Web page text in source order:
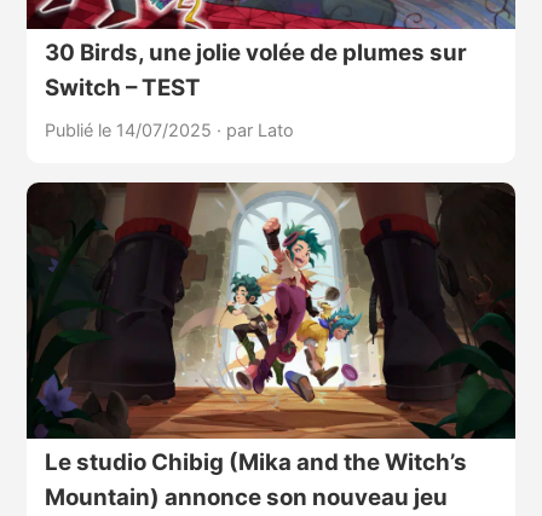
30 Birds, une jolie volée de plumes sur
Switch – TEST
Publié le 14/07/2025 · par Lato
Le studio Chibig (Mika and the Witch’s
Mountain) annonce son nouveau jeu